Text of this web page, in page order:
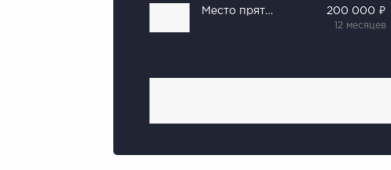
Место пряток 200 000 ₽
12 месяцев